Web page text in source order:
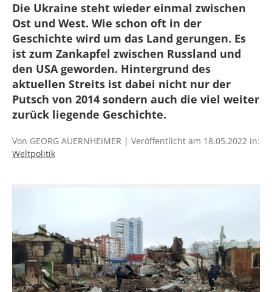
Die Ukraine steht wieder einmal zwischen
Ost und West. Wie schon oft in der
Geschichte wird um das Land gerungen. Es
ist zum Zankapfel zwischen Russland und
den USA geworden. Hintergrund des
aktuellen Streits ist dabei nicht nur der
Putsch von 2014 sondern auch die viel weiter
zurück liegende Geschichte.
Von GEORG AUERNHEIMER | Veröffentlicht am 18.05.2022 in:
Weltpolitik